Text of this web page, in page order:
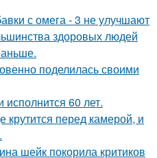
с омега - 3 не улучшают
здоровых людей
поделилась своими
60 лет.
крутится перед камерой, и
шейк покорила критиков